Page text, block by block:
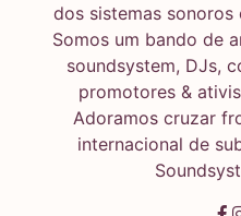
dos sistemas sonoros
Somos um bando de
soundsystem, DJs,
promotores &
Adoramos cruzar
internacional de